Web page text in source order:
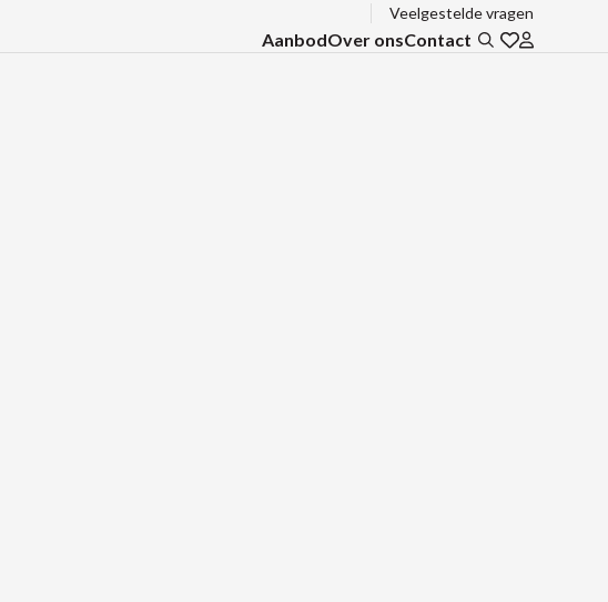
AanbodOver onsContact Zoeken
Veelgestelde vragen